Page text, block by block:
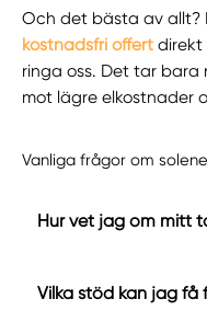
Och det bästa av allt?
kostnadsfri offert direkt
ringa oss. Det tar
mot lägre elkostnader
Vanliga frågor om
Hur vet jag om mitt
Vilka stöd kan jag få